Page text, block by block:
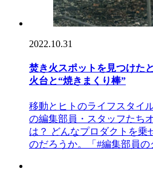
2022.10.31
焚き火スポットを見つけた
火台と“焼きまくり棒”
移動とヒトのライフスタイ
の編集部員・スタッフたち
は？ どんなプロダクトを乗
のだろうか。「#編集部員